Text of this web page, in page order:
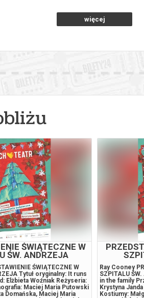
(niedziela) Fryderyk
14:30(poniedziałek)
16:00 (poniedziałek)
19:00
20:55(poniedziałek)
14:30(wtorek)
16:00(wtorek)
17:30(wtorek) Fryderyk
19:00(wtorek)
20:55(wtorek)
więcej
ŚWIĄTECZNE W
ŚW. ANDRZEJA
ŚWIĄTECZNE W
Tytuł oryginalny: It runs
Elżbieta Woźniak Reżyseria:
Maciej Maria Putowski
Domańska, Maciej Maria
Ray Cooney
SZPITALU
in the family
Krystyna
Kostiumy: